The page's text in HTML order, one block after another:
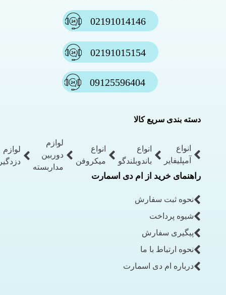
02191014146
02191015154
09125596404
دسته بندی سریع کالا
انواع
آمپلیفایر
انواع
باندوبلندگو
انواع
میکروفن
لوازم
دوربین
مداربسته
لوازم
دزدگیر
راهنمای خرید از ام دی اسمارت
نحوه ثبت سفارش
شیوه پرداخت
پیگیری سفارش
نحوه ارتباط با ما
درباره ام دی اسمارت